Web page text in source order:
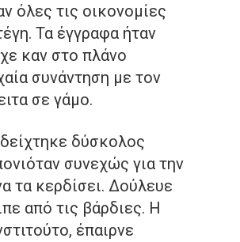
όλες τις οικονομίες
Τα έγγραφα ήταν
καν στο πλάνο
συνάντηση με τον
σε γάμο.
δύσκολος
συνεχώς για την
τα κερδίσει. Δούλευε
από τις βάρδιες. Η
έπαιρνε